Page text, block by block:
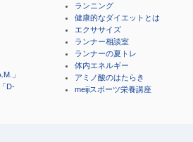
」
D-
ランニング
健康的なダイエットとは
エクササイズ
ランナー相談室
ランナーの夏トレ
体内エネルギー
アミノ酸のはたらき
meijiスポーツ栄養講座